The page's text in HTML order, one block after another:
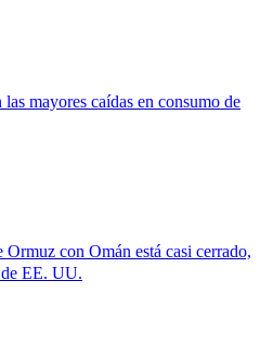
mayores caídas en consumo de
con Omán está casi cerrado,
de EE. UU.